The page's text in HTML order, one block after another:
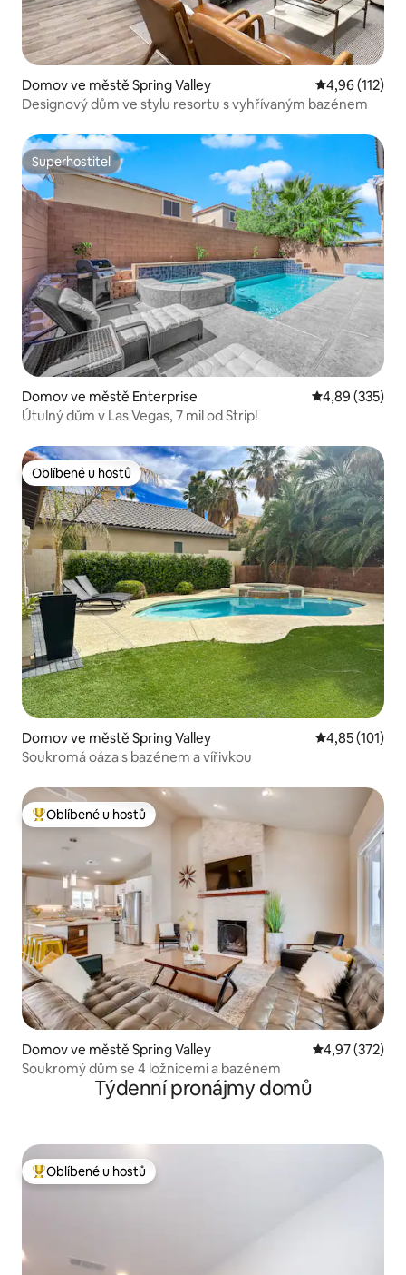
Domov ve městě Spring Valley Průměrné
4,96 (112)
Designový dům ve stylu resortu s vyhřívaným bazénem
Superhostitel
Superhostitel
Domov ve městě Enterprise Průměrné
4,89 (335)
Útulný dům v Las Vegas, 7 mil od Strip!
Oblíbené u hostů
Oblíbené u hostů
Domov ve městě Spring Valley Průměrné
4,85 (101)
Soukromá oáza s bazénem a vířivkou
Nejlepší v kategorii Oblíbené u hostů
Oblíbené u hostů
Domov ve městě Spring Valley Průměrné
4,97 (372)
Soukromý dům se 4 ložnicemi a bazénem
Týdenní pronájmy domů
Nejlepší v kategorii Oblíbené u hostů
Oblíbené u hostů